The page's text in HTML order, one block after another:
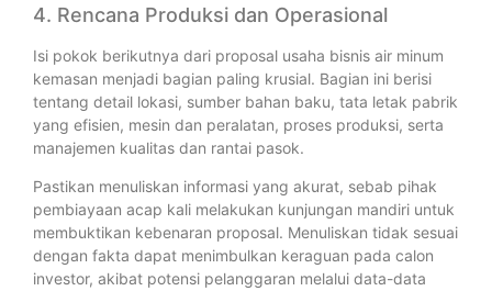
4. Rencana Produksi dan Operasional
Isi pokok berikutnya dari proposal usaha bisnis air minum
kemasan menjadi bagian paling krusial. Bagian ini berisi
tentang detail lokasi, sumber bahan baku, tata letak pabrik
yang efisien, mesin dan peralatan, proses produksi, serta
manajemen kualitas dan rantai pasok.
Pastikan menuliskan informasi yang akurat, sebab pihak
pembiayaan acap kali melakukan kunjungan mandiri untuk
membuktikan kebenaran proposal. Menuliskan tidak sesuai
dengan fakta dapat menimbulkan keraguan pada calon
investor, akibat potensi pelanggaran melalui data-data